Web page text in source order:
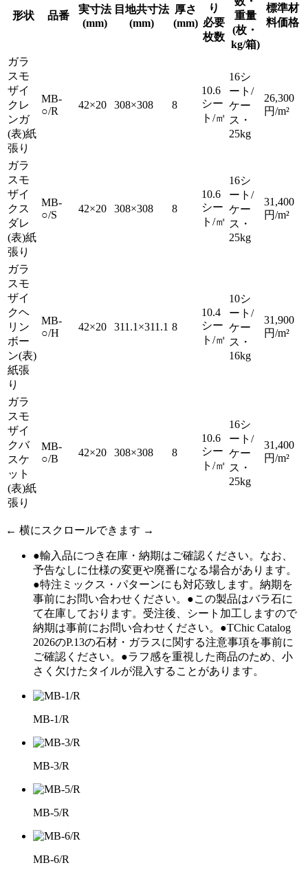
形状 品番
実⼨法
(mm)
目地共⼨法
(mm)
厚さ
(mm)
り
必要
枚数
重量
(枚・
kg/箱)
標準材
料価格
ガラ
スモ
ザイ
クレ
ンガ
(表)紙
張り
MB-
○/R
42×20 308×308 8
10.6
シー
ト/㎡
16シ
ート/
ケー
ス・
25kg
26,300
円/m²
ガラ
スモ
ザイ
クス
ダレ
(表)紙
張り
MB-
○/S
42×20 308×308 8
10.6
シー
ト/㎡
16シ
ート/
ケー
ス・
25kg
31,400
円/m²
ガラ
スモ
ザイ
クヘ
リン
ボー
ン(表)
紙張
り
MB-
○/H
42×20 311.1×311.1 8
10.4
シー
ト/㎡
10シ
ート/
ケー
ス・
16kg
31,900
円/m²
ガラ
スモ
ザイ
クバ
スケ
ット
(表)紙
張り
MB-
○/B
42×20 308×308 8
10.6
シー
ト/㎡
16シ
ート/
ケー
ス・
25kg
31,400
円/m²
← 横にスクロールできます →
●輸入品につき在庫・納期はご確認ください。なお、
予告なしに仕様の変更や廃番になる場合があります。
●特注ミックス・パターンにも対応致します。納期を
事前にお問い合わせください。●この製品はバラ石に
て在庫しております。受注後、シート加工しますので
納期は事前にお問い合わせください。●TChic Catalog
2026のP.13の石材・ガラスに関する注意事項を事前に
ご確認ください。●ラフ感を重視した商品のため、小
さく欠けたタイルが混入することがあります。
MB-1/R
MB-3/R
MB-5/R
MB-6/R